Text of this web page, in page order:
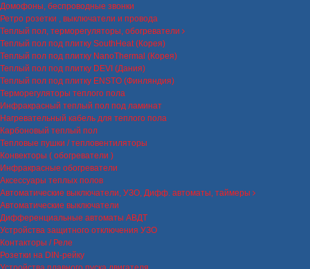
Домофоны, беспроводные звонки
Ретро розетки , выключатели и провода
Теплый пол, терморегуляторы, обогреватели
Теплый пол под плитку SouthHeat (Корея)
Теплый пол под плитку NanoThermal (Корея)
Теплый пол под плитку DEVI (Дания)
Теплый пол под плитку ENSTO (Финляндия)
Терморегуляторы теплого пола
Инфракрасный теплый пол под ламинат
Нагревательный кабель для теплого пола
Карбоновый теплый пол
Тепловые пушки / тепловентиляторы
Конвекторы ( обогреватели )
Инфракрасные обогреватели
Аксессуары теплых полов
Автоматические выключатели, УЗО, Дифф. автоматы, таймеры
Автоматические выключатели
Дифференциальные автоматы АВДТ
Устройства защитного отключения УЗО
Контакторы / Реле
Розетки на DIN-рейку